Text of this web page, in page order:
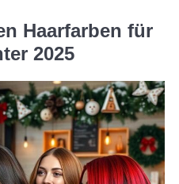
Haarfarben für
2025